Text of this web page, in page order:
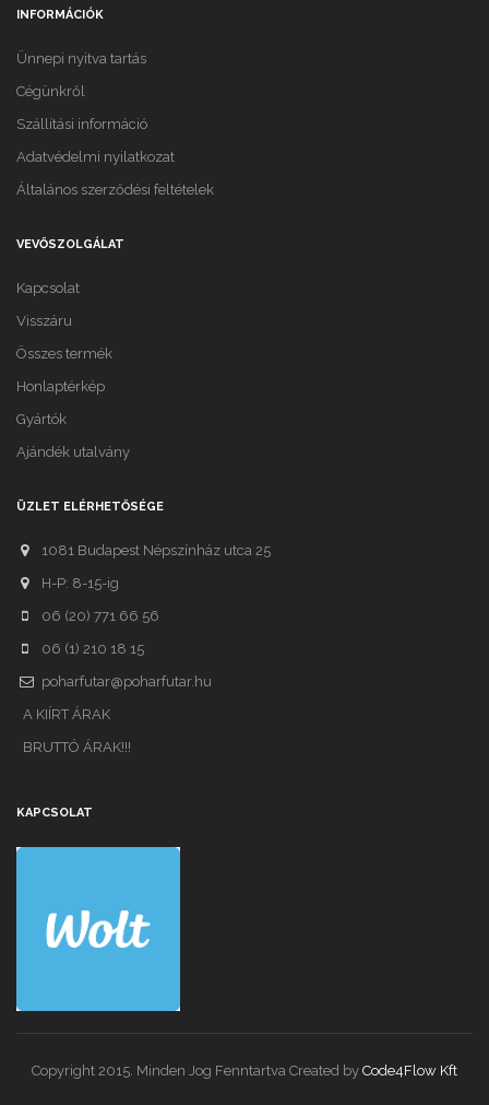
INFORMÁCIÓK
Ünnepi nyitva tartás
Cégünkről
Szállítási információ
Adatvédelmi nyilatkozat
Általános szerződési feltételek
VEVŐSZOLGÁLAT
Kapcsolat
Visszáru
Összes termék
Honlaptérkép
Gyártók
Ajándék utalvány
ÜZLET ELÉRHETŐSÉGE
1081 Budapest Népszínház utca 25
H-P: 8-15-ig
06 (20) 771 66 56
06 (1) 210 18 15
poharfutar@poharfutar.hu
A KIÍRT ÁRAK
BRUTTÓ ÁRAK!!!
KAPCSOLAT
Copyright 2015. Minden Jog Fenntartva Created by Code4Flow Kft